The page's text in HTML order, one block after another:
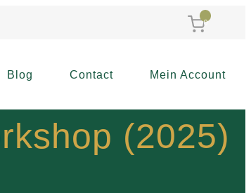
0
Blog Contact Mein Account
(2025)